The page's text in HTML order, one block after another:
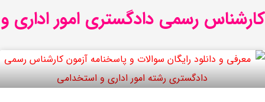
کارشناس رسمی دادگستری امور اداری